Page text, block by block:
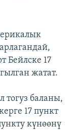
Бейлске 17
жатат.
тогуз баланы,
17 пункт
күнөөнү